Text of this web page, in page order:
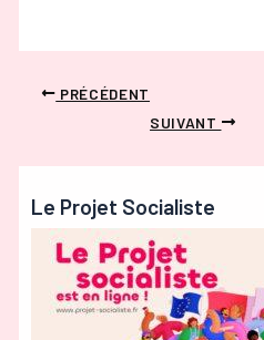
PRÉCÉDENT
SUIVANT
Le Projet Socialiste